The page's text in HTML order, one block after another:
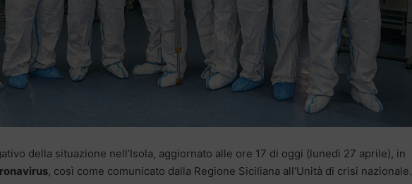
della situazione nell’Isola, aggiornato alle ore 17 di oggi (lunedì 27 aprile), in
, così come comunicato dalla Regione Siciliana all’Unità di crisi nazionale.